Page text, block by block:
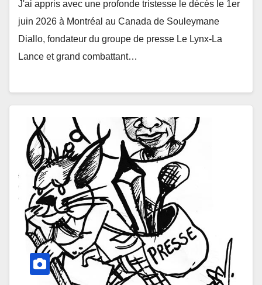
J'ai appris avec une profonde tristesse le décès le 1er
juin 2026 à Montréal au Canada de Souleymane
Diallo, fondateur du groupe de presse Le Lynx-La
Lance et grand combattant…